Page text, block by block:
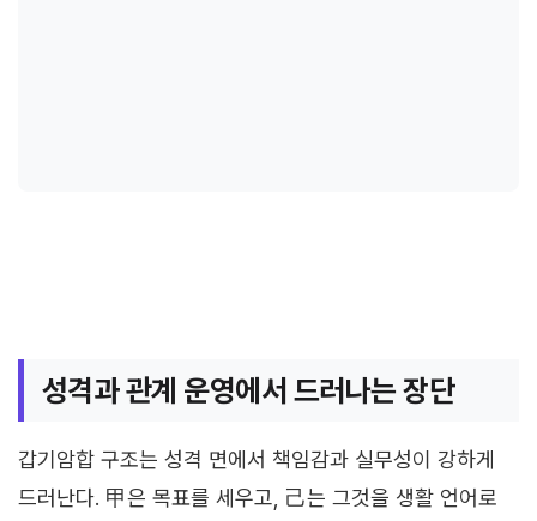
성격과 관계 운영에서 드러나는 장단
갑기암합 구조는 성격 면에서 책임감과 실무성이 강하게
드러난다. 甲은 목표를 세우고, 己는 그것을 생활 언어로